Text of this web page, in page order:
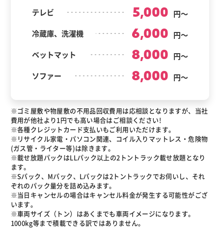
テレビ
5,000 円～
冷蔵庫、洗濯機
6,000 円～
ベットマット
8,000 円～
ソファー
8,000 円～
※ゴミ屋敷や物屋敷の不用品回収費用は応相談となりますが、当社
費用が他社より1円でも高い場合はご相談ください!
※各種クレジットカード支払いもご利用いただけます。
※リサイクル家電・パソコン関連、コイル入りマットレス・危険物
(ガス管・ライター等)は除きます。
※載せ放題パックはLLパック以上の2トントラック載せ放題となり
ます。
※Sパック、Mパック、Lパックは2トントラックでお伺いし、それ
ぞれのパック量分を詰め込みます。
※当日キャンセルの場合はキャンセル料金が発生する可能性がござ
います。
※車両サイズ（トン）はあくまでも車両イメージになります。
1000kg等まで積載できる訳ではありません。